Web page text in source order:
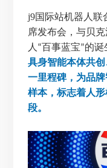
j9国际站机器人联
席发布会，与贝
人 “百事蓝宝”的诞
具身智能本体共
一里程碑，为品
样本，标志着人
段。